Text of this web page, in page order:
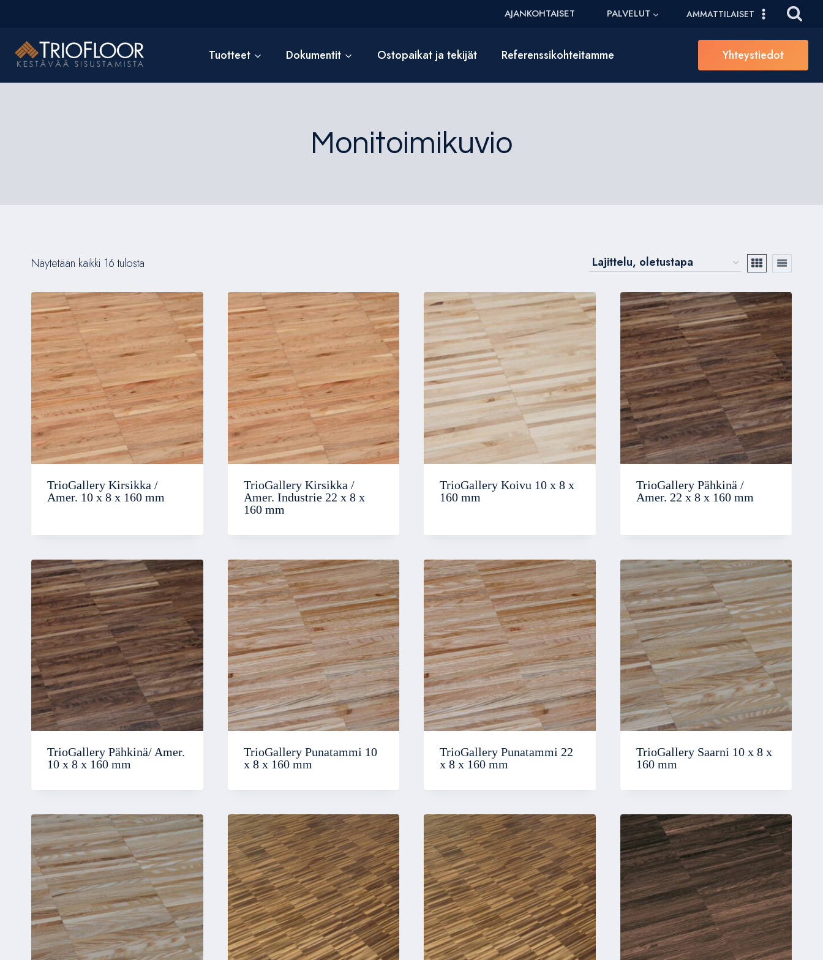
AJANKOHTAISET PALVELUT AMMATTILAISET
Tuotteet Dokumentit Ostopaikat ja tekijät Referenssikohteitamme Yhteystiedot
Monitoimikuvio
Näytetään kaikki 16 tulosta
TrioGallery Kirsikka /
Amer. 10 x 8 x 160 mm
TrioGallery Kirsikka /
Amer. Industrie 22 x 8 x
160 mm
TrioGallery Koivu 10 x 8 x
160 mm
TrioGallery Pähkinä /
Amer. 22 x 8 x 160 mm
TrioGallery Pähkinä/ Amer.
10 x 8 x 160 mm
TrioGallery Punatammi 10
x 8 x 160 mm
TrioGallery Punatammi 22
x 8 x 160 mm
TrioGallery Saarni 10 x 8 x
160 mm